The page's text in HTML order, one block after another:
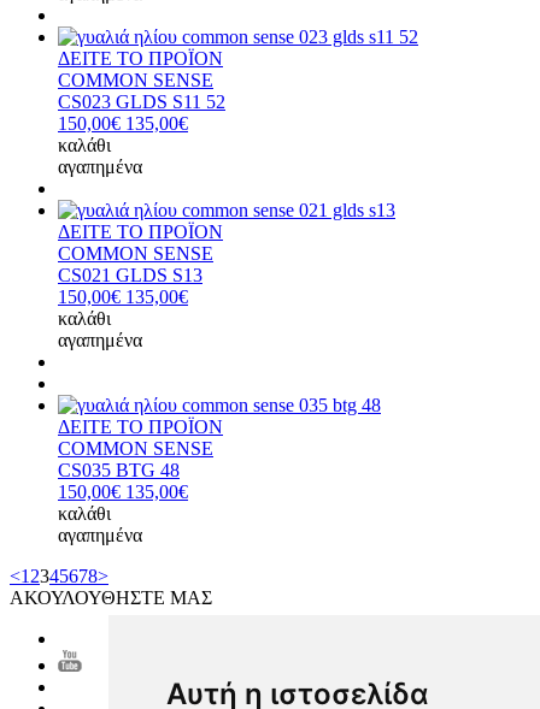
Αυτή η ιστοσελίδα
ΔΕΙΤΕ ΤΟ ΠΡΟΪΟΝ
COMMON SENSE
CS023 GLDS S11 52
150,00€ 135,00€
καλάθι
αγαπημένα
ΔΕΙΤΕ ΤΟ ΠΡΟΪΟΝ
COMMON SENSE
CS021 GLDS S13
150,00€ 135,00€
καλάθι
αγαπημένα
ΔΕΙΤΕ ΤΟ ΠΡΟΪΟΝ
COMMON SENSE
CS035 BTG 48
150,00€ 135,00€
καλάθι
αγαπημένα
<1 2345678>
ΑΚΟΥΛΟΥΘΗΣΤΕ ΜΑΣ